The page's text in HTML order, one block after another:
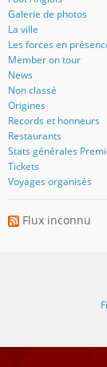
Galerie de photos
La ville
Les forces en
Member on tour
News
Non classé
Origines
Records et honneurs
Restaurants
Stats générales
Tickets
Voyages organisés
Flux inconnu